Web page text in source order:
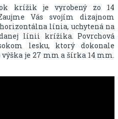
krížik je vyrobený zo 14
Vás svojím dizajnom
línia, uchytená na
línii krížika. Povrchová
lesku, ktorý dokonale
výška je 27 mm a šírka 14 mm.